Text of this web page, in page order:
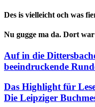
Des is vielleicht och was
Nu gugge ma da. Dort
Auf in die
beeindruckende
Das Highlight für
Die Leipziger